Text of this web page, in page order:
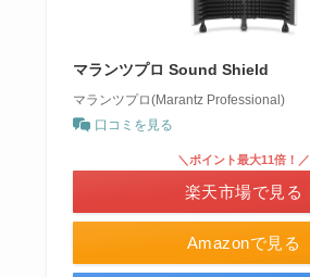
マランツプロ Sound Shield
マランツプロ(Marantz Professional)
口コミを見る
Amazonで見る
＼ポイント最大11倍！／
楽天市場で見る